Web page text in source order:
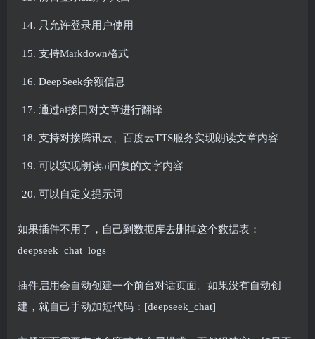
只允许登录用户使用
支持Markdown格式
DeepSeek余额信息
通过ai接口对文章进行翻译
支持对接腾讯云、百度云TTS服务实现朗读文章内容
可以实现朗读ai回复的文字内容
可以自定义提示词
如果插件不用了，自己到数据库去删掉这个数据表：
deepseek_chat_logs
插件启用会自动创建一个前台对话页面。如果没有自动创
建，就自己手动加短代码：[deepseek_chat]